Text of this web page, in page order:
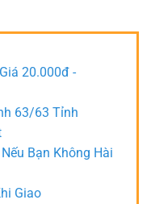
20.000đ -
63/63 Tỉnh
Bạn Không Hài
Giao